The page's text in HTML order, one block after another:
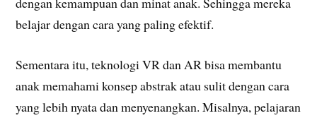
belajar dengan cara yang paling efektif.
Sementara itu, teknologi VR dan AR bisa membantu
anak memahami konsep abstrak atau sulit dengan cara
yang lebih nyata dan menyenangkan. Misalnya, pelajaran